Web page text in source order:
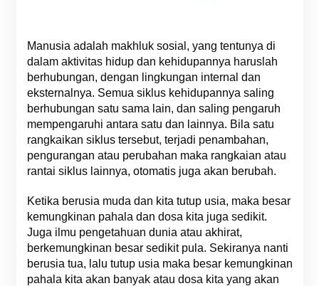
Manusia adalah makhluk sosial, yang tentunya di
dalam aktivitas hidup dan kehidupannya haruslah
berhubungan, dengan lingkungan internal dan
eksternalnya. Semua siklus kehidupannya saling
berhubungan satu sama lain, dan saling pengaruh
mempengaruhi antara satu dan lainnya. Bila satu
rangkaikan siklus tersebut, terjadi penambahan,
pengurangan atau perubahan maka rangkaian atau
rantai siklus lainnya, otomatis juga akan berubah.
Ketika berusia muda dan kita tutup usia, maka besar
kemungkinan pahala dan dosa kita juga sedikit.
Juga ilmu pengetahuan dunia atau akhirat,
berkemungkinan besar sedikit pula. Sekiranya nanti
berusia tua, lalu tutup usia maka besar kemungkinan
pahala kita akan banyak atau dosa kita yang akan